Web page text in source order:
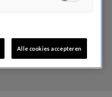
Alle cookies accepteren